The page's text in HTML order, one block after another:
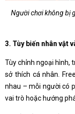
Người chơi không bị
3. Tùy biến nhân vật
Tùy chỉnh ngoại hình,
sở thích cá nhân.
nhau – mỗi người có
vai trò hoặc hướng